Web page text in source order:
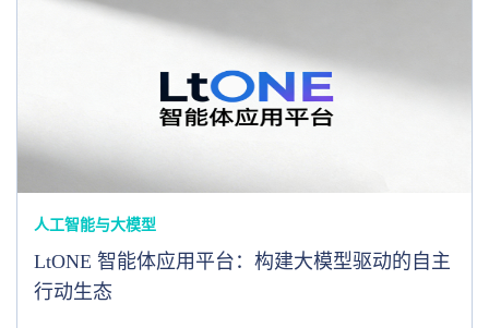
人工智能与大模型
LtONE 智能体应用平台：构建大模型驱动的自主
行动生态